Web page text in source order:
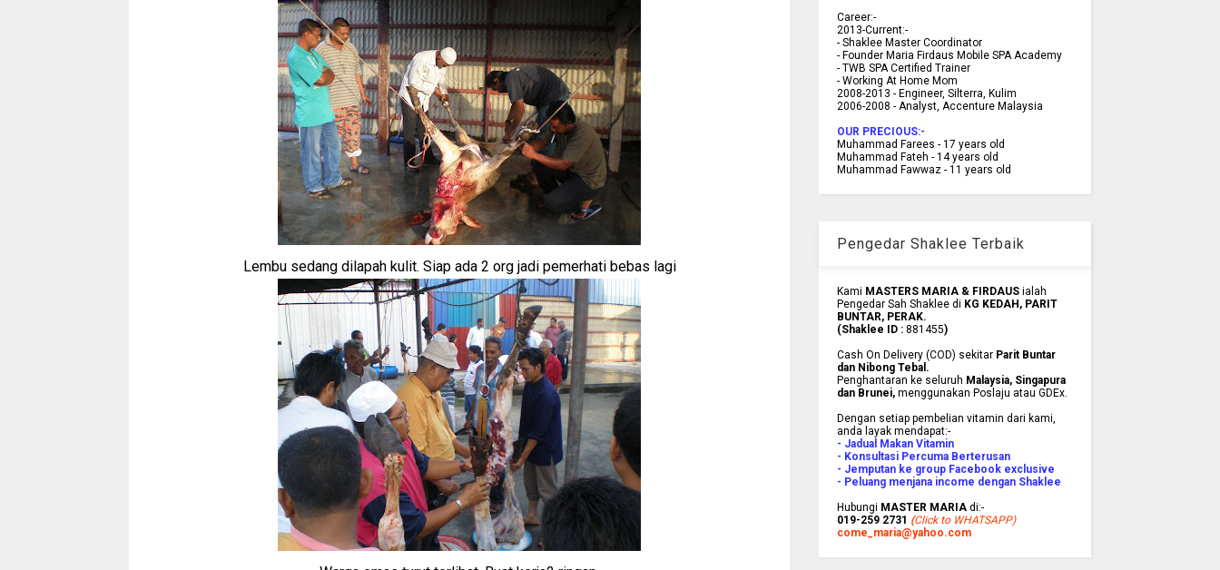
Lembu sedang dilapah kulit. Siap ada 2 org jadi pemerhati bebas lagi
Career:-
2013-Current:-
- Shaklee Master Coordinator
- Founder Maria Firdaus Mobile SPA Academy
- TWB SPA Certified Trainer
- Working At Home Mom
2008-2013 - Engineer, Silterra, Kulim
2006-2008 - Analyst, Accenture Malaysia
OUR PRECIOUS:-
Muhammad Farees - 17 years old
Muhammad Fateh - 14 years old
Muhammad Fawwaz - 11 years old
Pengedar Shaklee Terbaik
Kami MASTERS MARIA & FIRDAUS ialah
Pengedar Sah Shaklee di KG KEDAH, PARIT
BUNTAR, PERAK.
(Shaklee ID : 881455)
Cash On Delivery (COD) sekitar Parit Buntar
dan Nibong Tebal.
Penghantaran ke seluruh Malaysia, Singapura
dan Brunei,menggunakan Poslaju atau GDEx.
Dengan setiap pembelian vitamin dari kami,
anda layak mendapat:-
- Jadual Makan Vitamin
- Konsultasi Percuma Berterusan
- Jemputan ke group Facebook exclusive
- Peluang menjana income dengan Shaklee
Hubungi MASTER MARIAdi:-
019-259 2731 (Click to WHATSAPP)
come_maria@yahoo.com